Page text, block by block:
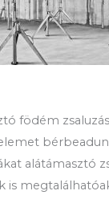
födém
alátámasztó
is